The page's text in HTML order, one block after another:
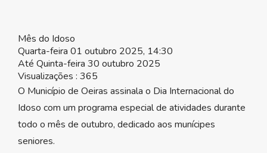
Mês do Idoso
Quarta-feira 01 outubro 2025, 14:30
Até Quinta-feira 30 outubro 2025
Visualizações : 365
O Município de Oeiras assinala o Dia Internacional do
Idoso com um programa especial de atividades durante
todo o mês de outubro, dedicado aos munícipes
seniores.